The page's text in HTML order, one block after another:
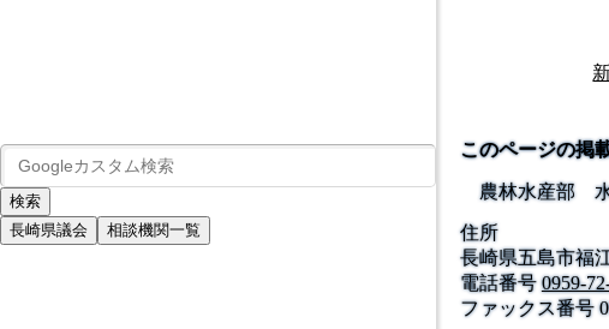
長崎県議会 相談機関一覧
このページの掲
農林水産部
住所
長崎県五島市福
電話番号 0959-
ファックス番号